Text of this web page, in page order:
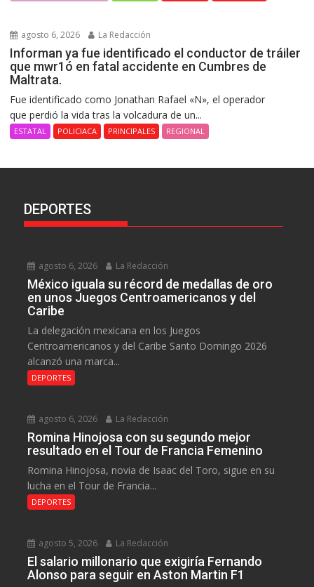
agosto 6, 2026 La Redacción
Informan ya fue identificado el conductor de tráiler
que mwr1ó en fatal accidente en Cumbres de
Maltrata.
Fue identificado como Jonathan Rafael «N», el operador
que perdió la vida tras la volcadura de un...
ESTATAL POLICIACA PRINCIPALES REGIONAL
DEPORTES
agosto 6, 2026 La Redacción
México iguala su récord de medallas de oro
en unos Juegos Centroamericanos y del
Caribe
La delegación mexicana en los Juegos
Centroamericanos y del Caribe Santo Domingo 2026
alcanzó una marca...
DEPORTES
agosto 6, 2026 La Redacción
Romina Hinojosa con su segundo mejor
resultado en el Tour de Francia Femenino
Romina Hinojosa, novia de Isaac del Toro, sigue en su
lucha en el Tour de Francia...
DEPORTES
agosto 5, 2026 La Redacción
El salario millonario que exigiría Fernando
Alonso para seguir en Aston Martin F1